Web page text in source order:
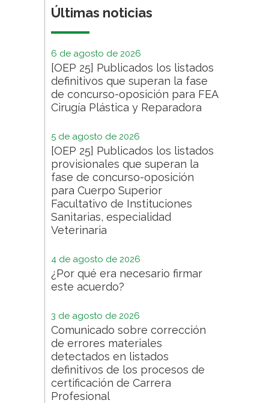
Últimas noticias
6 de agosto de 2026
[OEP 25] Publicados los listados
definitivos que superan la fase
de concurso-oposición para FEA
Cirugía Plástica y Reparadora
5 de agosto de 2026
[OEP 25] Publicados los listados
provisionales que superan la
fase de concurso-oposición
para Cuerpo Superior
Facultativo de Instituciones
Sanitarias, especialidad
Veterinaria
4 de agosto de 2026
¿Por qué era necesario firmar
este acuerdo?
3 de agosto de 2026
Comunicado sobre corrección
de errores materiales
detectados en listados
definitivos de los procesos de
certificación de Carrera
Profesional